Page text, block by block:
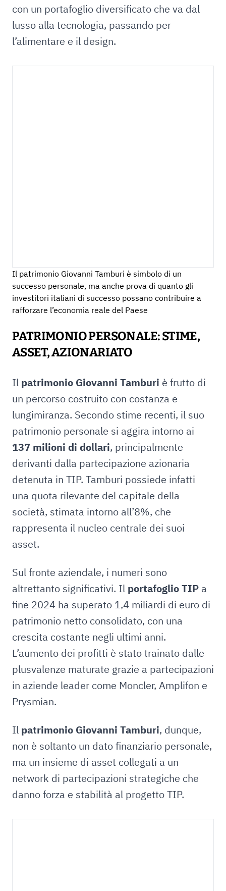
con un portafoglio diversificato che va dal
lusso alla tecnologia, passando per
l’alimentare e il design.
Il patrimonio Giovanni Tamburi è simbolo di un
successo personale, ma anche prova di quanto gli
investitori italiani di successo possano contribuire a
rafforzare l’economia reale del Paese
PATRIMONIO PERSONALE: STIME,
ASSET, AZIONARIATO
Il patrimonio Giovanni Tamburi è frutto di
un percorso costruito con costanza e
lungimiranza. Secondo stime recenti, il suo
patrimonio personale si aggira intorno ai
137 milioni di dollari, principalmente
derivanti dalla partecipazione azionaria
detenuta in TIP. Tamburi possiede infatti
una quota rilevante del capitale della
società, stimata intorno all’8%, che
rappresenta il nucleo centrale dei suoi
asset.
Sul fronte aziendale, i numeri sono
altrettanto significativi. Il portafoglio TIP a
fine 2024 ha superato 1,4 miliardi di euro di
patrimonio netto consolidato, con una
crescita costante negli ultimi anni.
L’aumento dei profitti è stato trainato dalle
plusvalenze maturate grazie a partecipazioni
in aziende leader come Moncler, Amplifon e
Prysmian.
Il patrimonio Giovanni Tamburi, dunque,
non è soltanto un dato finanziario personale,
ma un insieme di asset collegati a un
network di partecipazioni strategiche che
danno forza e stabilità al progetto TIP.